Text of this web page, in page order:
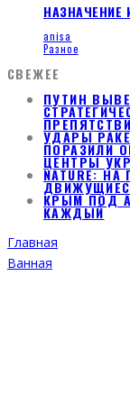
НАЗНАЧЕНИЕ
anisa
Разное
СВЕЖЕЕ
ПУТИН
УДАРЫ
ПОРАЗИЛИ
ЦЕНТРЫ
NATURE:
КРЫМ ПОД
КАЖДЫЙ
Главная
Ванная